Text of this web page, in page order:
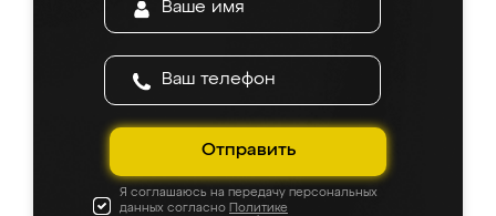
Отправить
Я соглашаюсь на передачу персональных
данных согласно Политике